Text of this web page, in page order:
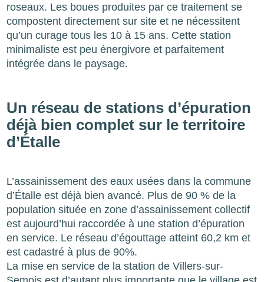
roseaux. Les boues produites par ce traitement se
compostent directement sur site et ne nécessitent
qu’un curage tous les 10 à 15 ans. Cette station
minimaliste est peu énergivore et parfaitement
intégrée dans le paysage.
Un réseau de stations d’épuration
déjà bien complet sur le territoire
d’Étalle
L’assainissement des eaux usées dans la commune
d’Étalle est déjà bien avancé. Plus de 90 % de la
population située en zone d’assainissement collectif
est aujourd’hui raccordée à une station d’épuration
en service. Le réseau d’égouttage atteint 60,2 km et
est cadastré à plus de 90%.
La mise en service de la station de Villers-sur-